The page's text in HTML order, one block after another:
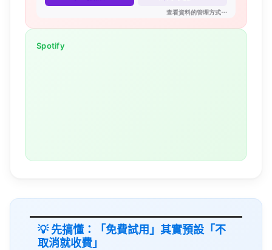
Spotify
💡 先搞懂：「免費試用」其實預設「不
取消就收費」